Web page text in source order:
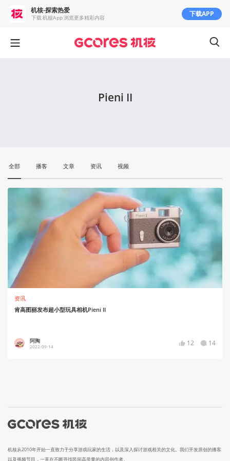
Pieni II
全部 播客 文章 资讯 视频
资讯
肯高图丽发布超小型玩具相机Pieni II
阿陶
2022-09-14 12 14
机核从2010年开始一直致力于分享游戏玩家的生活，以及深入探讨游戏相关的文化。我们开发原创的播客
以及视频节目，一直在不断寻找民间高质量的内容创作者。
机核-探索热爱
下载 机核App 浏览更多精彩内容 下载APP